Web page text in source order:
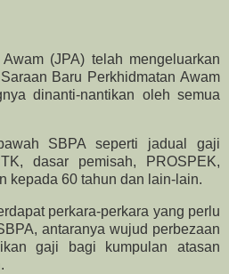
(JPA) telah mengeluarkan
Baru Perkhidmatan Awam
dinanti-nantikan oleh semua
SBPA seperti jadual gaji
dasar pemisah, PROSPEK,
kepada 60 tahun dan lain-lain.
perkara-perkara yang perlu
antaranya wujud perbezaan
gaji bagi kumpulan atasan